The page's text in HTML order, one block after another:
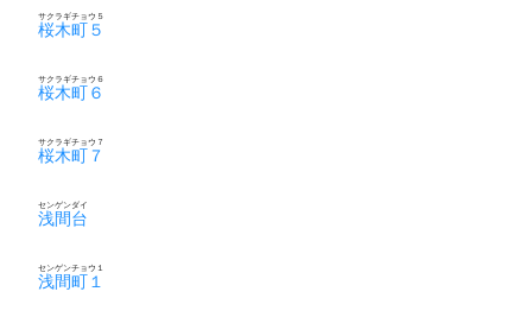
桜木町５
サクラギチョウ５
桜木町６
サクラギチョウ６
桜木町７
サクラギチョウ７
浅間台
センゲンダイ
浅間町１
センゲンチョウ１